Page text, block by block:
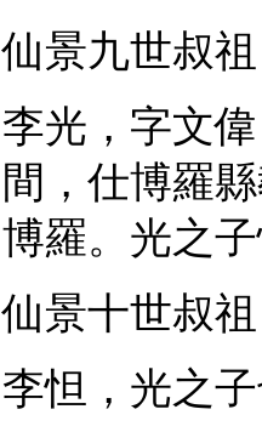
仙景九世叔祖
李光，字文
間，仕博羅
博羅。光之
仙景十世叔祖
李怛，光之